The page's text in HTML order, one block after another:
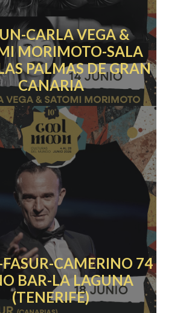
CARLA VEGA &
MORIMOTO-SALA
PALMAS DE GRAN
CANARIA
CAMERINO 74
BAR-LA LAGUNA
(TENERIFE)